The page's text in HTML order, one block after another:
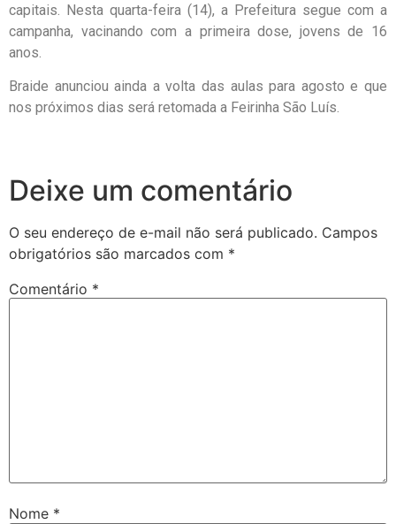
capitais. Nesta quarta-feira (14), a Prefeitura segue com a
campanha, vacinando com a primeira dose, jovens de 16
anos.
Braide anunciou ainda a volta das aulas para agosto e que
nos próximos dias será retomada a Feirinha São Luís.
Deixe um comentário
O seu endereço de e-mail não será publicado. Campos
obrigatórios são marcados com *
Comentário *
Nome *